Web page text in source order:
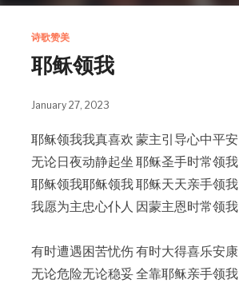
诗歌赞美
耶稣领我
January 27, 2023
耶稣领我我真喜欢 蒙主引导心中平安
无论日夜动静起坐 耶稣圣手时常领我
耶稣领我耶稣领我 耶稣天天亲手领我
我愿为主忠心仆人 因蒙主恩时常领我
有时遭遇困苦忧伤 有时大得喜乐安康
无论危险无论稳妥 全靠耶稣亲手领我